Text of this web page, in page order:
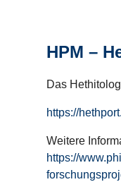
HPM –
Das
https://
Weitere
https://